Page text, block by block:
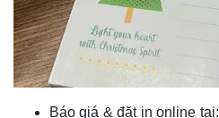
Báo giá & đặt in online tại: